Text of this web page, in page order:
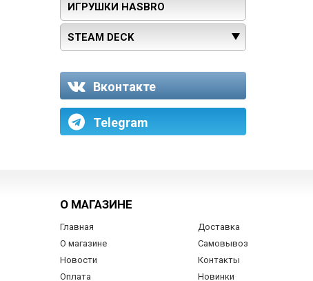
ИГРУШКИ HASBRO
STEAM DECK
Вконтакте
Telegram
О МАГАЗИНЕ
Главная
О магазине
Новости
Оплата
Доставка
Самовывоз
Контакты
Новинки